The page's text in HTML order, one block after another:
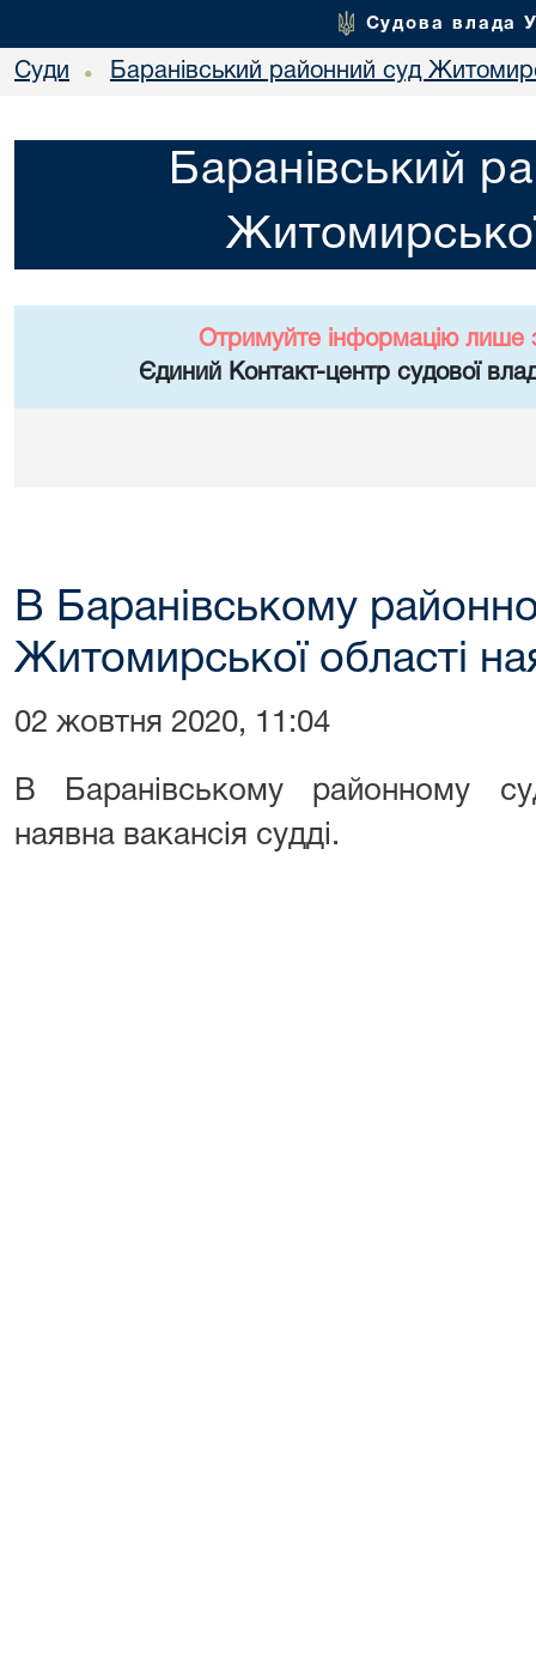
Судова влада
Суди • Баранівський районний суд
Баранівський
Отримуйте інформацію лише
Єдиний Контакт-центр судової
В Баранівському
Житомирської області
02 жовтня 2020, 11:04
В Баранівському районному
наявна вакансія судді.